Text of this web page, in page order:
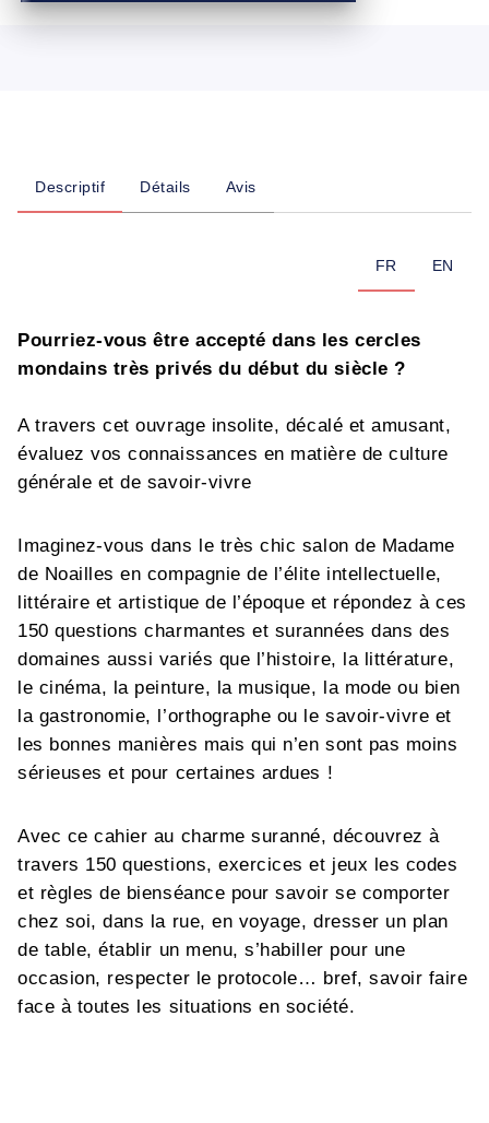
Descriptif Détails Avis
FR EN
Pourriez-vous être accepté dans les cercles
mondains très privés du début du siècle ?
A travers cet ouvrage insolite, décalé et amusant,
évaluez vos connaissances en matière de culture
générale et de savoir-vivre
Imaginez-vous dans le très chic salon de Madame
de Noailles en compagnie de l’élite intellectuelle,
littéraire et artistique de l’époque et répondez à ces
150 questions charmantes et surannées dans des
domaines aussi variés que l’histoire, la littérature,
le cinéma, la peinture, la musique, la mode ou bien
la gastronomie, l’orthographe ou le savoir-vivre et
les bonnes manières mais qui n’en sont pas moins
sérieuses et pour certaines ardues !
Avec ce cahier au charme suranné, découvrez à
travers 150 questions, exercices et jeux les codes
et règles de bienséance pour savoir se comporter
chez soi, dans la rue, en voyage, dresser un plan
de table, établir un menu, s’habiller pour une
occasion, respecter le protocole… bref, savoir faire
face à toutes les situations en société.